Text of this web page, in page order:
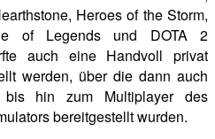
Heroes of the Storm,
of Legends und DOTA 2
auch eine Handvoll privat
werden, über die dann auch
bis hin zum Multiplayer des
bereitgestellt wurden.